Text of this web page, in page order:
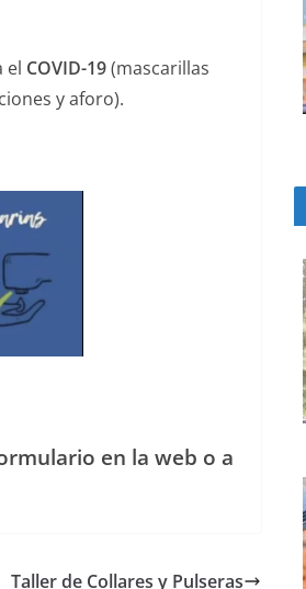
el COVID-19(mascarillas
y aforo).
en la web o a
Taller de Collares y Pulseras